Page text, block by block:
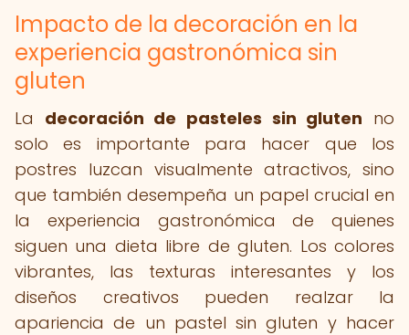
Impacto de la decoración en la
experiencia gastronómica sin
gluten
La decoración de pasteles sin gluten no
solo es importante para hacer que los
postres luzcan visualmente atractivos, sino
que también desempeña un papel crucial en
la experiencia gastronómica de quienes
siguen una dieta libre de gluten. Los colores
vibrantes, las texturas interesantes y los
diseños creativos pueden realzar la
apariencia de un pastel sin gluten y hacer